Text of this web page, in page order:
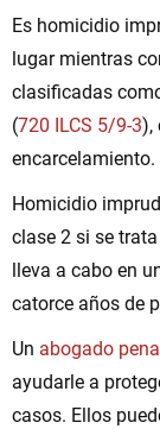
Es homicidio
lugar mientras
clasificadas
(720 ILCS 5/9-3),
encarcelamiento.
Homicidio
clase 2 si se
lleva a cabo en
catorce años de
Un abogado
ayudarle a
casos. Ellos